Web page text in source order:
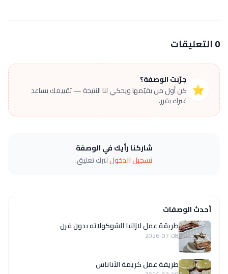
0 التعليقات
⭐
جرّبت الوصفة؟
كن أول من يقيّمها ويحكي لنا النتيجة — تقييمك يساعد
غيرك يقرر.
شاركنا رأيك في الوصفة
تسجيل الدخوللترك تعليق.
أحدث الوصفات
طريقة عمل لازانيا الشوكولاته بدون فرن
2026-07-08
طريقة عمل كريمة الأناناس